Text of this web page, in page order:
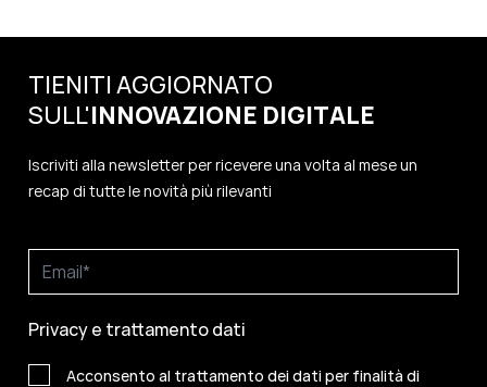
TIENITI AGGIORNATO
SULL'INNOVAZIONE DIGITALE
Iscriviti alla newsletter per ricevere una volta al mese un
recap di tutte le novità più rilevanti
Privacy e trattamento dati
Acconsento al trattamento dei dati per finalità di